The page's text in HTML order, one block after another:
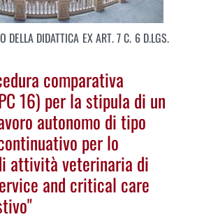
DELLA DIDATTICA EX ART. 7 C. 6 D.LGS.
comparativa
16) per la stipula di un
autonomo di tipo
per lo
attività veterinaria di
and critical care